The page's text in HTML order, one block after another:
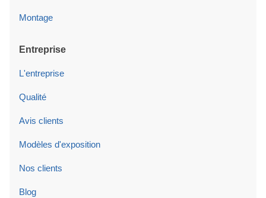
Montage
Entreprise
L'entreprise
Qualité
Avis clients
Modèles d'exposition
Nos clients
Blog